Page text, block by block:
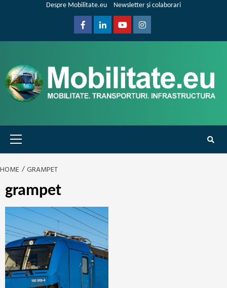
Despre Mobilitate.eu Newsletter și colaborari
FacebookLinkedinYoutubeInstagram
Primary
Menu
HOME GRAMPET
grampet